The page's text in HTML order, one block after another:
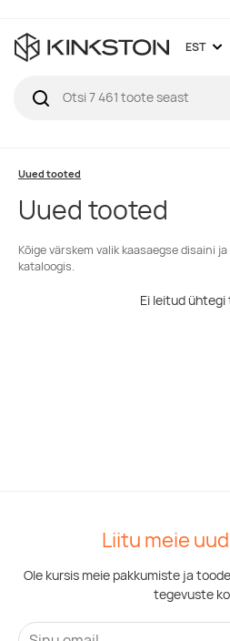
EST
Uued tooted
Uued tooted
Kõige värskem valik kaasaegse disaini
kataloogis.
Ei leitud
Liitu meie
Ole kursis meie pakkumiste ja
tegevuste